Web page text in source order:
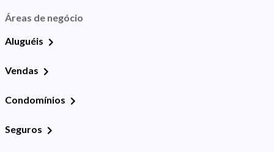
Áreas de negócio
Aluguéis
Vendas
Condomínios
Seguros